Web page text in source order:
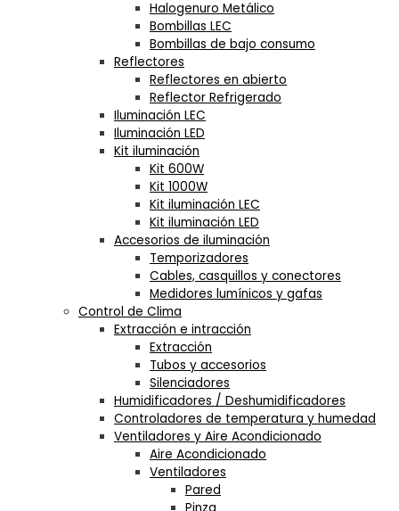
Halogenuro Metálico
Bombillas LEC
Bombillas de bajo consumo
Reflectores
Reflectores en abierto
Reflector Refrigerado
Iluminación LEC
Iluminación LED
Kit iluminación
Kit 600W
Kit 1000W
Kit iluminación LEC
Kit iluminación LED
Accesorios de iluminación
Temporizadores
Cables, casquillos y conectores
Medidores lumínicos y gafas
Control de Clima
Extracción e intracción
Extracción
Tubos y accesorios
Silenciadores
Humidificadores / Deshumidificadores
Controladores de temperatura y humedad
Ventiladores y Aire Acondicionado
Aire Acondicionado
Ventiladores
Pared